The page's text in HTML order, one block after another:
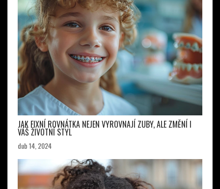
JAK FIXNÍ ROVNÁTKA NEJEN VYROVNAJÍ ZUBY, ALE ZMĚNÍ I
VÁŠ ŽIVOTNÍ STYL
dub 14, 2024